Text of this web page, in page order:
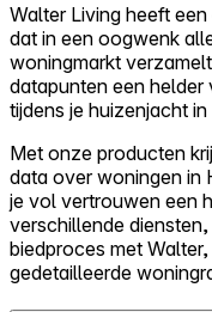
Walter Living heeft
dat in een oogwenk
woningmarkt
datapunten een helder
tijdens je huizenjacht
Met onze producten
data over woningen in
je vol vertrouwen een
verschillende
biedproces met
gedetailleerde